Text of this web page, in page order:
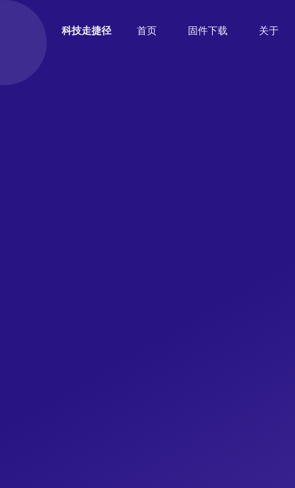
科技走捷径 首页 固件下载 关于